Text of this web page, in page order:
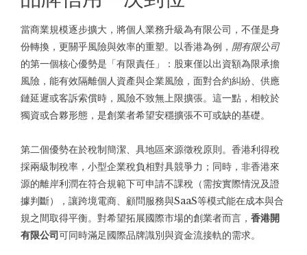
當商業規模逐步擴大，將個人業務升級為有限公司，不僅是身
份轉換，更關乎風險與效率的重塑。以香港為例， 開有限公司
的第一個核心優勢是「有限責任」：股東僅以出資額為限承擔
風險，能有效隔離個人資產與企業風險，面對合約糾紛、供應
鏈延遲或客訴索償時，風險不致無上限擴張。這一點，相較於
獨資或合夥形態，是創業者希望安穩擴張不可或缺的基礎。
第二個優勢在於稅制簡潔、具地區來源徵稅原則。香港利得稅
採兩級制稅率，小型企業稅負相對具競爭力；同時，非香港來
源的離岸利潤在符合規範下可申請不課稅（需按實際情況及證
據判斷），讓跨境電商、顧問服務與SaaS等模式能在成本與合
規之間取得平衡。對希望拓展國際市場的創業者而言， 香港開
有限公司可同時滿足國際品牌識別與資金流接軌的需求。